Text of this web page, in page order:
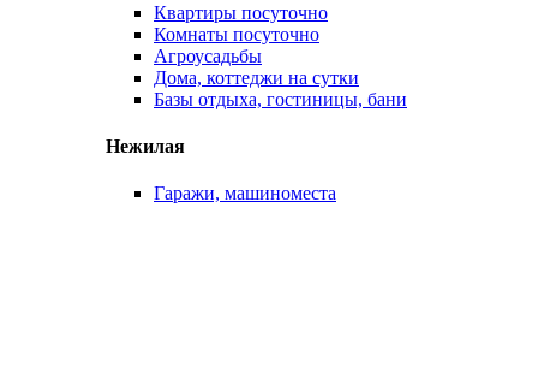
Квартиры посуточно
Комнаты посуточно
Агроусадьбы
Дома, коттеджи на сутки
Базы отдыха, гостиницы, бани
Нежилая
Гаражи, машиноместа